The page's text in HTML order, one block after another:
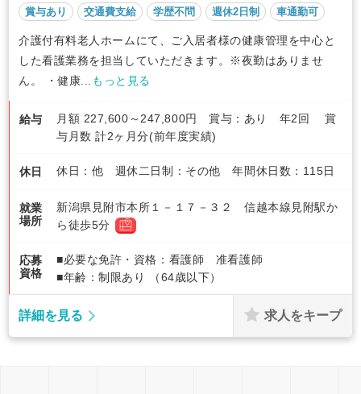
賞与あり 交通費支給 学歴不問 週休2日制 車通勤可
介護付有料老人ホームにて、ご入居者様の健康管理を中心と
した看護業務を担当していただきます。※夜勤はありませ
ん。 ・健康...
もっと見る
給与
月額 227,600～247,800円 賞与：あり 年2回 賞
与月数 計2ヶ月分(前年度実績)
休日 休日：他 週休二日制：その他 年間休日数：115日
就業
場所
新潟県見附市本所１－１７－３２ 信越本線見附駅か
ら徒歩5分
応募
資格
■必要な免許・資格：看護師 准看護師
■年齢：制限あり （64歳以下）
詳細を見る 求人をキープ